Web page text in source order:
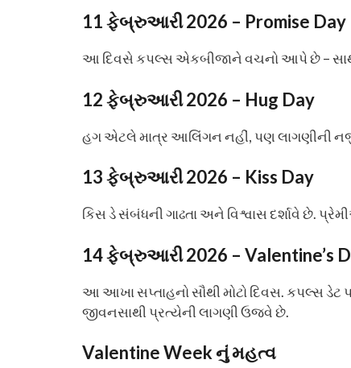
11 ફેબ્રુઆરી 2026 – Promise Day
આ દિવસે કપલ્સ એકબીજાને વચનો આપે છે –
12 ફેબ્રુઆરી 2026 – Hug Day
હગ એટલે માત્ર આલિંગન નહીં, પણ લાગણીની
13 ફેબ્રુઆરી 2026 – Kiss Day
કિસ ડે સંબંધની ગાઢતા અને વિશ્વાસ દર્શાવે છે.
14 ફેબ્રુઆરી 2026 – Valentine’s
આ આખા સપ્તાહનો સૌથી મોટો દિવસ. કપલ્સ
જીવનસાથી પ્રત્યેની લાગણી ઉજવે છે.
Valentine Week નું મહત્વ